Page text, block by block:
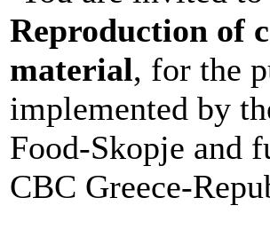
Reproduction of
material, for the
implemented by
Food-Skopje and
CBC Greece-